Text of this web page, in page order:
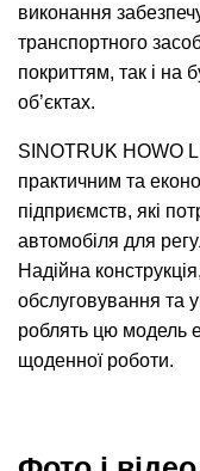
виконання
транспортного
покриттям, так і на
об’єктах.
SINOTRUK HOWO
практичним та
підприємств, які
автомобіля для
Надійна
обслуговування та
роблять цю модель
щоденної роботи.